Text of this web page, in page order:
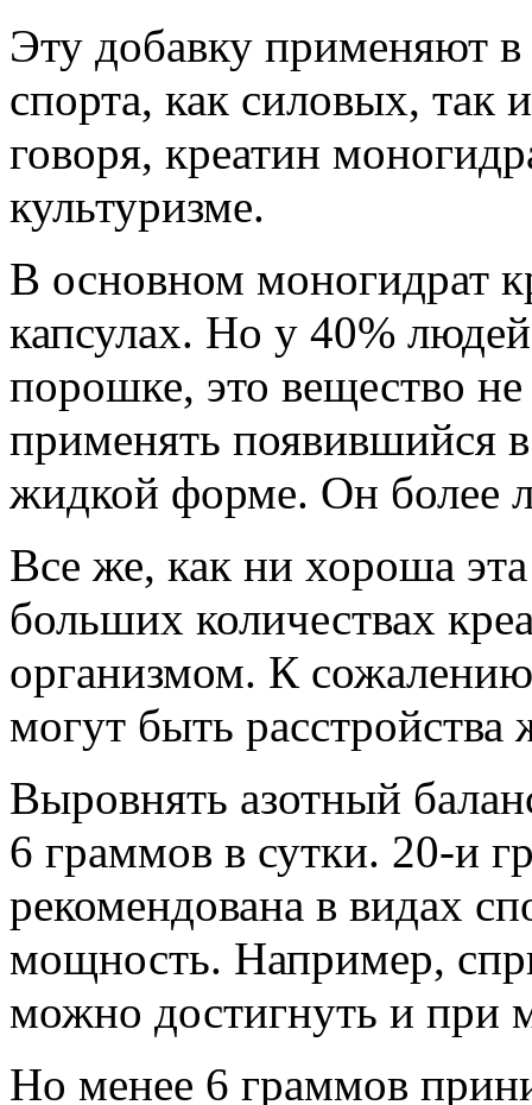
Эту добавку применяют
спорта, как силовых,
говоря, креатин
культуризме.
В основном моногидрат
капсулах. Но у 40%
порошке, это вещество
применять появившийся
жидкой форме. Он более
Все же, как ни хороша
больших количествах
организмом. К
могут быть
Выровнять азотный
6 граммов в сутки. 20-и
рекомендована в видах
мощность. Например,
можно достигнуть и при
Но менее 6 граммов